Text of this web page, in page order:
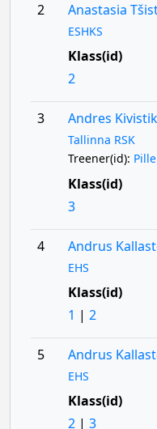
2 Anastasia
ESHKS
Klass(id)
2
3 Andres Kivistik
Tallinna RSK
Treener(id):
Klass(id)
3
4 Andrus
EHS
Klass(id)
1 | 2
5 Andrus
EHS
Klass(id)
2| 3